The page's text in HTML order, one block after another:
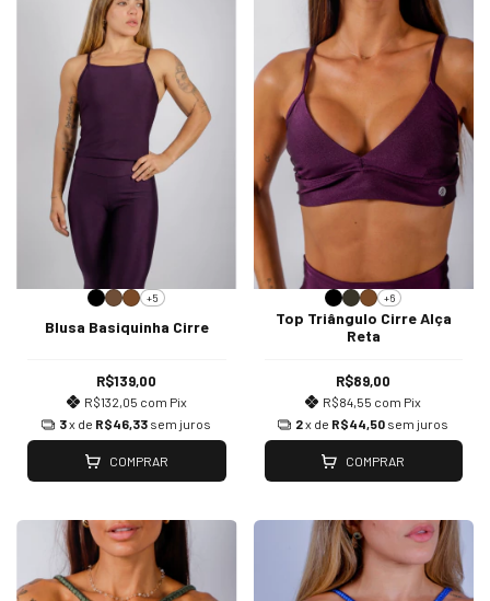
+5
Blusa Basiquinha Cirre
R$139,00
R$132,05 com Pix
3x de R$46,33 sem juros
COMPRAR
+6
Top Triângulo Cirre Alça
Reta
R$89,00
R$84,55 com Pix
2x de R$44,50 sem juros
COMPRAR